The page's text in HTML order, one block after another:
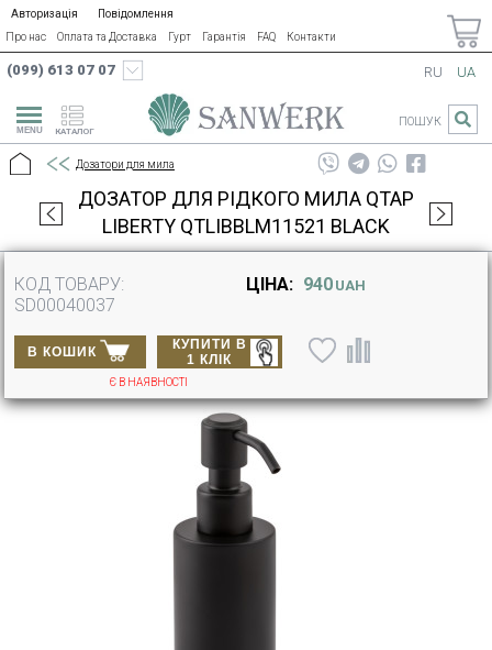
Авторизація
Повідомлення
Про нас
Оплата та Доставка Гурт Гарантія FAQ Контакти
(099) 613 07 07
КАТАЛОГ
RU UA
ПОШУК
Дозатори для мила
ДОЗАТОР ДЛЯ РІДКОГО МИЛА QTAP
LIBERTY QTLIBBLM11521 BLACK
КОД ТОВАРУ:
SD00040037
ЦІНА: 940 UAH
В КОШИК
КУПИТИ В
1 КЛІК
Є В НАЯВНОСТІ